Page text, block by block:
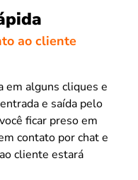
ao cliente
em alguns cliques e
e saída pelo
ficar preso em
contato por chat e
cliente estará